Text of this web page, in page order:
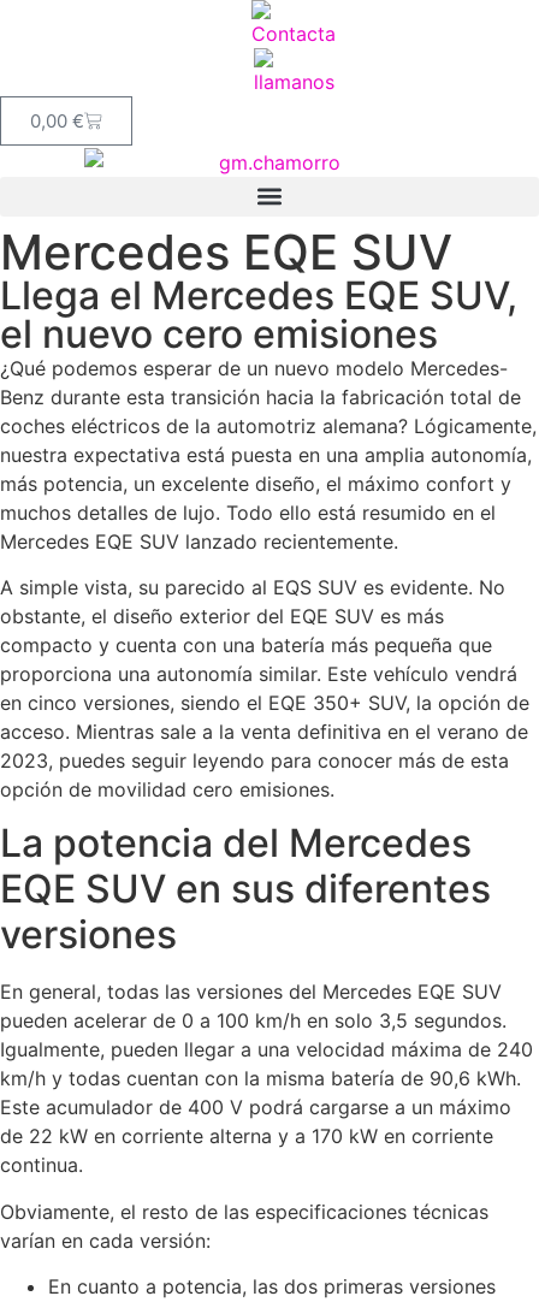
0,00 €
Mercedes EQE SUV
Llega el Mercedes EQE SUV,
el nuevo cero emisiones
¿Qué podemos esperar de un nuevo modelo Mercedes-
Benz durante esta transición hacia la fabricación total de
coches eléctricos de la automotriz alemana? Lógicamente,
nuestra expectativa está puesta en una amplia autonomía,
más potencia, un excelente diseño, el máximo confort y
muchos detalles de lujo. Todo ello está resumido en el
Mercedes EQE SUV lanzado recientemente.
A simple vista, su parecido al EQS SUV es evidente. No
obstante, el diseño exterior del EQE SUV es más
compacto y cuenta con una batería más pequeña que
proporciona una autonomía similar. Este vehículo vendrá
en cinco versiones, siendo el EQE 350+ SUV, la opción de
acceso. Mientras sale a la venta definitiva en el verano de
2023, puedes seguir leyendo para conocer más de esta
opción de movilidad cero emisiones.
La potencia del Mercedes
EQE SUV en sus diferentes
versiones
En general, todas las versiones del Mercedes EQE SUV
pueden acelerar de 0 a 100 km/h en solo 3,5 segundos.
Igualmente, pueden llegar a una velocidad máxima de 240
km/h y todas cuentan con la misma batería de 90,6 kWh.
Este acumulador de 400 V podrá cargarse a un máximo
de 22 kW en corriente alterna y a 170 kW en corriente
continua.
Obviamente, el resto de las especificaciones técnicas
varían en cada versión:
En cuanto a potencia, las dos primeras versiones